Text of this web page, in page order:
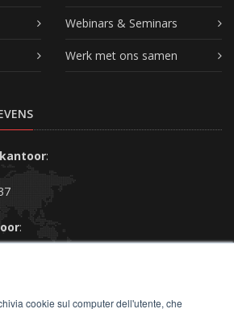
cookie sul computer dell'utente, che
Webinars & Seminars
Werk met ons samen
:
:
op